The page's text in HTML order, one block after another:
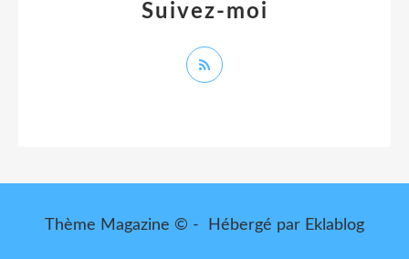
Suivez-moi
Thème Magazine © - Hébergé par Eklablog